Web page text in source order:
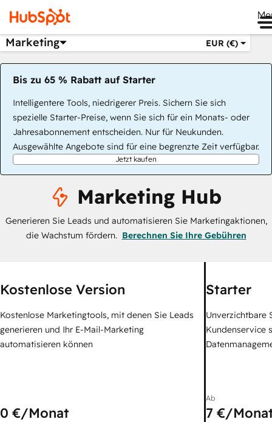
Marketing EUR (€)
Bis zu 65 % Rabatt auf Starter
Intelligentere Tools, niedrigerer Preis. Sichern Sie sich
spezielle Starter-Preise, wenn Sie sich für ein Monats- oder
Jahresabonnement entscheiden. Nur für Neukunden.
Ausgewählte Angebote sind für eine begrenzte Zeit verfügbar.
Jetzt kaufen
Marketing Hub
Generieren Sie Leads und automatisieren Sie Marketingaktionen,
die Wachstum fördern. Berechnen Sie Ihre Gebühren
Kostenlose Version
Kostenlose Marketingtools, mit denen Sie Leads
generieren und Ihr E-Mail-Marketing
automatisieren können
0 €/Monat
Starter
Unverzichtbare
Kundenservice
Ab
7 €/